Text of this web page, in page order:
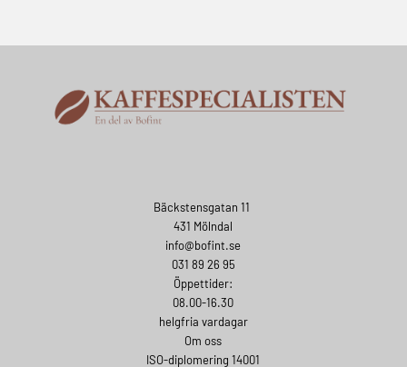
Bäckstensgatan 11
431 Mölndal
info@bofint.se
031 89 26 95
Öppettider:
08.00-16.30
helgfria vardagar
Om oss
ISO-diplomering 14001